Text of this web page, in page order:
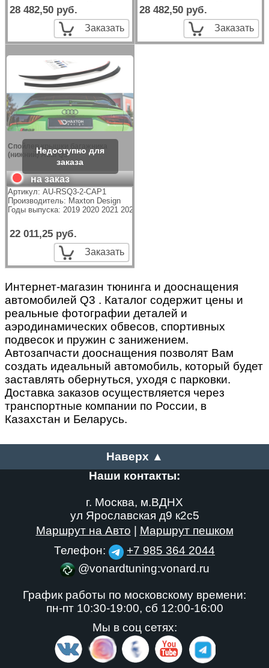
28 482,50 руб.
Заказать
28 482,50 руб.
Заказать
Спойлер крышки багажника
(нижний) Audi Q3
на заказ
Артикул: AU-RSQ3-2-CAP1
Производитель: Maxton Design
Годы выпуска: 2019 2020 2021 2022 2023
22 011,25 руб.
Заказать
Интернет-магазин тюнинга и дооснащения
автомобилей Q3 . Каталог содержит цены и
реальные фотографии деталей и
аэродинамических обвесов, спортивных
подвесок и пружин с занижением.
Автозапчасти дооснащения позволят Вам
создать идеальный автомобиль, который будет
заставлять обернуться, уходя с парковки.
Доставка заказов осуществляется через
транспортные компании по России, в
Казахстан и Беларусь.
Наверх ▲
Наши контакты:
г. Москва, м.ВДНХ
ул Ярославская д9 к2с5
Маршрут на Авто
Маршрут пешком
Телефон:
+7 985 364 2044
@vonardtuning:vonard.ru
График работы по московскому времени:
пн-пт 10:30-19:00, сб 12:00-16:00
Мы в соц сетях: